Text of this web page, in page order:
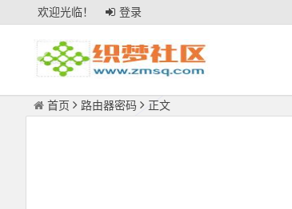
欢迎光临！ 登录
首页 路由器密码 正文